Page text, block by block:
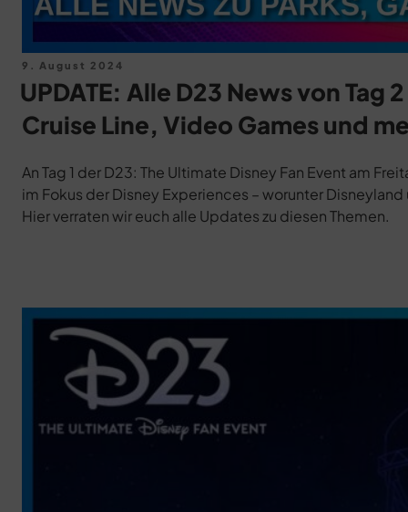
Veröffentlicht
9. August 2024
UPDATE: Alle D23 News von Tag
Cruise Line, Video Games und
An Tag 1 der D23: The Ultimate Disney Fan Event am
im Fokus der Disney Experiences – worunter
Hier verraten wir euch alle Updates zu diesen Themen.